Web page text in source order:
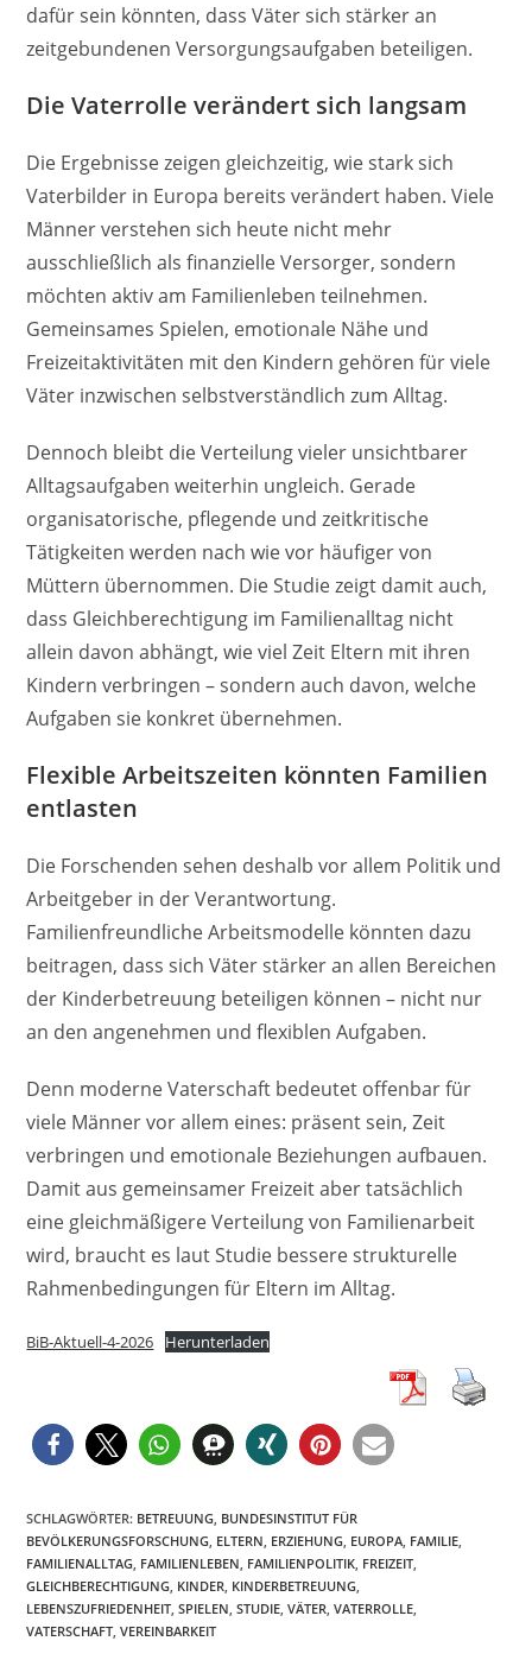
dafür sein könnten, dass Väter sich stärker an
zeitgebundenen Versorgungsaufgaben beteiligen.
Die Vaterrolle verändert sich langsam
Die Ergebnisse zeigen gleichzeitig, wie stark sich
Vaterbilder in Europa bereits verändert haben. Viele
Männer verstehen sich heute nicht mehr
ausschließlich als finanzielle Versorger, sondern
möchten aktiv am Familienleben teilnehmen.
Gemeinsames Spielen, emotionale Nähe und
Freizeitaktivitäten mit den Kindern gehören für viele
Väter inzwischen selbstverständlich zum Alltag.
Dennoch bleibt die Verteilung vieler unsichtbarer
Alltagsaufgaben weiterhin ungleich. Gerade
organisatorische, pflegende und zeitkritische
Tätigkeiten werden nach wie vor häufiger von
Müttern übernommen. Die Studie zeigt damit auch,
dass Gleichberechtigung im Familienalltag nicht
allein davon abhängt, wie viel Zeit Eltern mit ihren
Kindern verbringen – sondern auch davon, welche
Aufgaben sie konkret übernehmen.
Flexible Arbeitszeiten könnten Familien
entlasten
Die Forschenden sehen deshalb vor allem Politik und
Arbeitgeber in der Verantwortung.
Familienfreundliche Arbeitsmodelle könnten dazu
beitragen, dass sich Väter stärker an allen Bereichen
der Kinderbetreuung beteiligen können – nicht nur
an den angenehmen und flexiblen Aufgaben.
Denn moderne Vaterschaft bedeutet offenbar für
viele Männer vor allem eines: präsent sein, Zeit
verbringen und emotionale Beziehungen aufbauen.
Damit aus gemeinsamer Freizeit aber tatsächlich
eine gleichmäßigere Verteilung von Familienarbeit
wird, braucht es laut Studie bessere strukturelle
Rahmenbedingungen für Eltern im Alltag.
BiB-Aktuell-4-2026 Herunterladen
SCHLAGWÖRTER: BETREUUNG BUNDESINSTITUT FÜR
BEVÖLKERUNGSFORSCHUNG ELTERN ERZIEHUNG EUROPA FAMILIE
FAMILIENALLTAG FAMILIENLEBEN FAMILIENPOLITIK FREIZEIT
GLEICHBERECHTIGUNG KINDER KINDERBETREUUNG
LEBENSZUFRIEDENHEIT SPIELEN STUDIE VÄTER VATERROLLE
VATERSCHAFT VEREINBARKEIT